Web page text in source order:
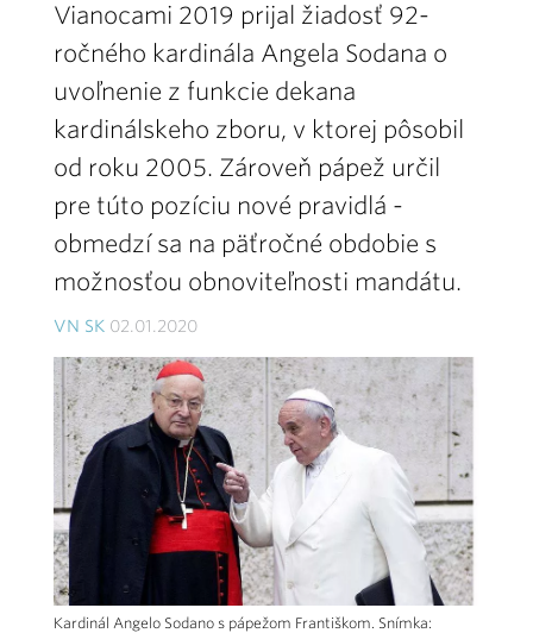
Vianocami 2019 prijal žiadosť 92-
ročného kardinála Angela Sodana o
uvoľnenie z funkcie dekana
kardinálskeho zboru, v ktorej pôsobil
od roku 2005. Zároveň pápež určil
pre túto pozíciu nové pravidlá -
obmedzí sa na päťročné obdobie s
možnosťou obnoviteľnosti mandátu.
VN SK 02.01.2020
Kardinál Angelo Sodano s pápežom Františkom. Snímka: